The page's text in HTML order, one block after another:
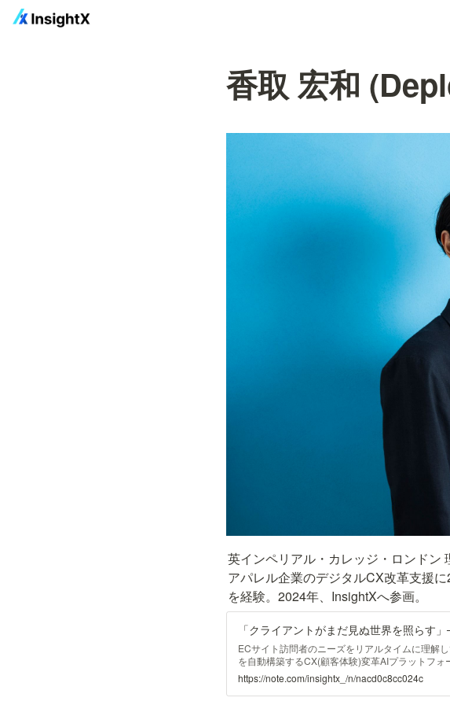
香取 宏和
英インペリアル・カレッジ・ロンドン
アパレル企業のデジタルCX改革支援
を経験。2024年、InsightXへ参画。
ECサイト訪問者のニーズをリアルタイムに理解
を自動構築するCX(顧客体験)変革AIプラットフ
スタートアップ、InsightX。 同社のDeployment
は、約4年間のコンサルタント経験を持ち、その
クトに携わった後、InsightXにジョインしました
https://note.com/insightx_/n/nacd0c8cc024c